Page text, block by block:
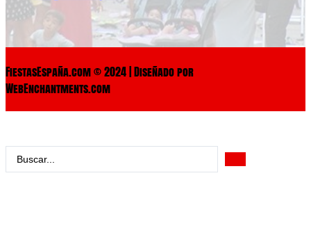
FiestasEspaña.com © 2024 | Diseñado por
WebEnchantments.com